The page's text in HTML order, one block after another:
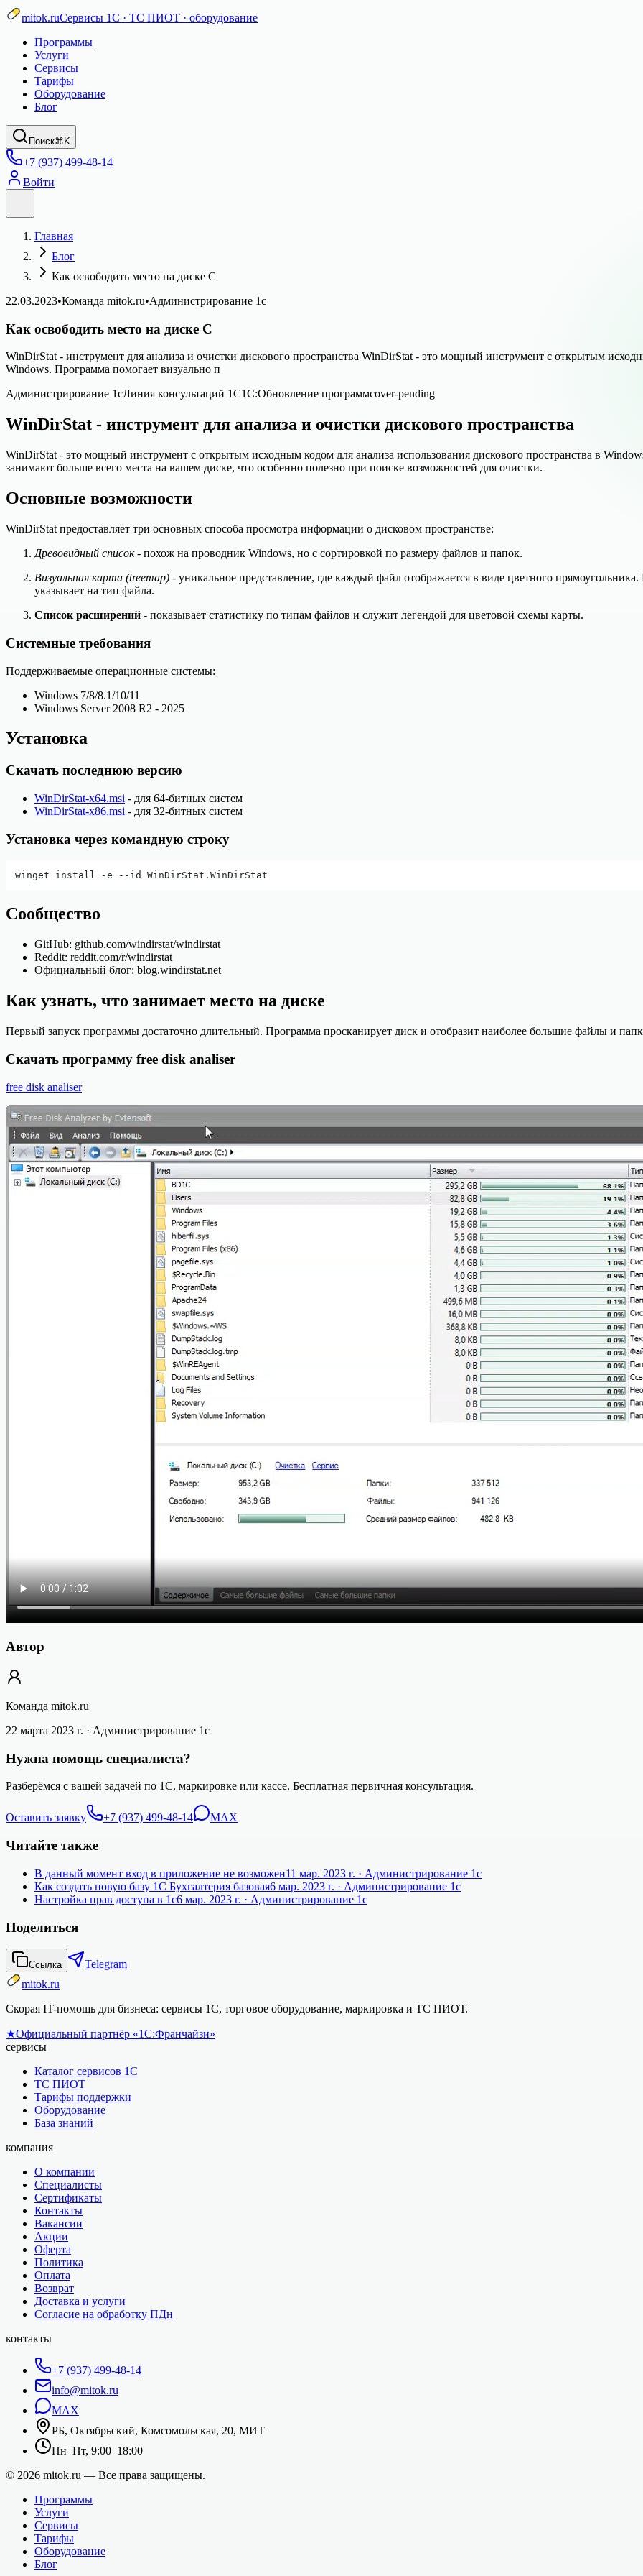
mitok.ruСервисы 1С · ТС ПИОТ · оборудование
Программы
Услуги
Сервисы
Тарифы
Оборудование
Блог
Поиск⌘K
+7 (937) 499-48-14
Войти
Главная
Блог
Как освободить место на диске C
22.03.2023•Команда mitok.ru•Администрирование 1c
Как освободить место на диске C
WinDirStat - инструмент для анализа и очистки дискового пространства WinDirStat - это мощный инструмент с открытым
Windows. Программа помогает визуально п
Администрирование 1cЛиния консультаций 1С1С:Обновление программcover-pending
WinDirStat - инструмент для анализа и очистки дискового пространства
WinDirStat - это мощный инструмент с открытым исходным кодом для анализа использования дискового пространства в
занимают больше всего места на вашем диске, что особенно полезно при поиске возможностей для очистки.
Основные возможности
WinDirStat предоставляет три основных способа просмотра информации о дисковом пространстве:
Древовидный список- похож на проводник Windows, но с сортировкой по размеру файлов и папок.
Визуальная карта (treemap) - уникальное представление, где каждый файл отображается в виде цветного
указывает на тип файла.
Список расширений - показывает статистику по типам файлов и служит легендой для цветовой схемы карты.
Системные требования
Поддерживаемые операционные системы:
Windows 7/8/8.1/10/11
Windows Server 2008 R2 - 2025
Установка
Скачать последнюю версию
WinDirStat-x64.msi - для 64-битных систем
WinDirStat-x86.msi - для 32-битных систем
Установка через командную строку
Сообщество
GitHub: github.com/windirstat/windirstat
Reddit: reddit.com/r/windirstat
Официальный блог: blog.windirstat.net
Как узнать, что занимает место на диске
Первый запуск программы достаточно длительный. Программа просканирует диск и отобразит наиболее большие файлы и
Скачать программу free disk analiser
free disk analiser
Автор
Команда mitok.ru
22 марта 2023 г. · Администрирование 1c
Нужна помощь специалиста?
Разберёмся с вашей задачей по 1С, маркировке или кассе. Бесплатная первичная консультация.
Оставить заявку +7 (937) 499-48-14 MAX
Читайте также
В данный момент вход в приложение не возможен11 мар. 2023 г. · Администрирование 1c
Как создать новую базу 1С Бухгалтерия базовая6 мар. 2023 г. · Администрирование 1c
Настройка прав доступа в 1с6 мар. 2023 г. · Администрирование 1c
Поделиться
Ссылка
Telegram
mitok.ru
Скорая IT-помощь для бизнеса: сервисы 1С, торговое оборудование, маркировка и ТС ПИОТ.
★Официальный партнёр «1С:Франчайзи»
сервисы
Каталог сервисов 1С
ТС ПИОТ
Тарифы поддержки
Оборудование
База знаний
компания
О компании
Специалисты
Сертификаты
Контакты
Вакансии
Акции
Оферта
Политика
Оплата
Возврат
Доставка и услуги
Согласие на обработку ПДн
контакты
+7 (937) 499-48-14
info@mitok.ru
MAX
РБ, Октябрьский, Комсомольская, 20, МИТ
Пн–Пт, 9:00–18:00
© 2026 mitok.ru — Все права защищены.
Программы
Услуги
Сервисы
Тарифы
Оборудование
Блог